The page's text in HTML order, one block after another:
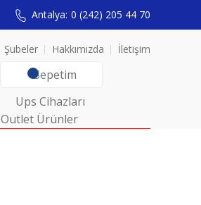
Antalya: 0 (242) 205 44 70
Şubeler Hakkımızda İletişim
Sepetim
Ups Cihazları
Outlet Ürünler